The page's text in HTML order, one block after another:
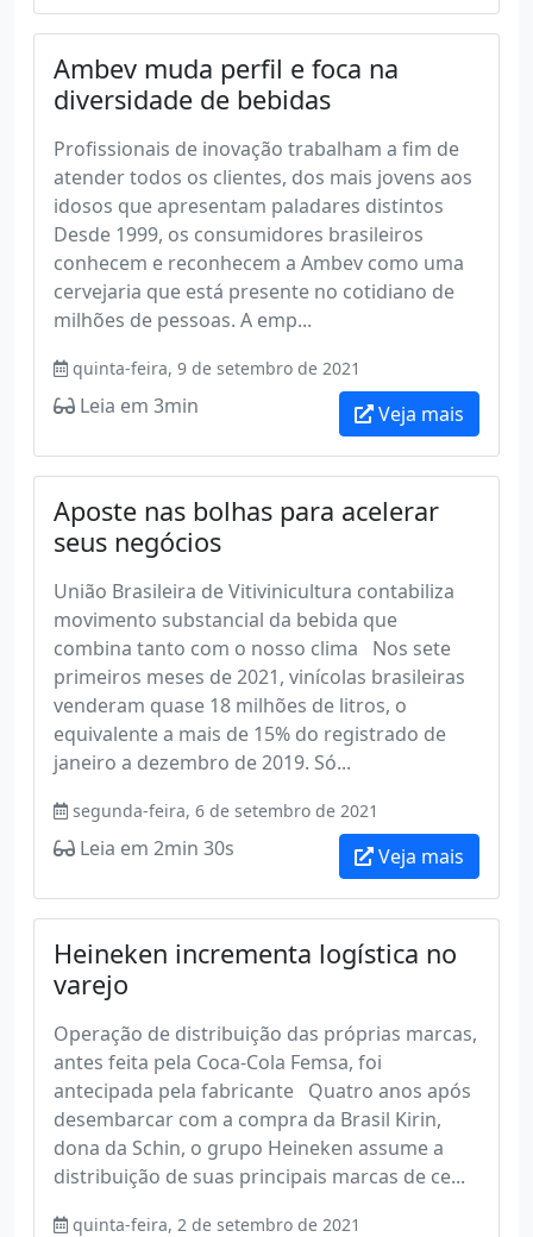
Ambev muda perfil e foca na
diversidade de bebidas
Profissionais de inovação trabalham a fim de
atender todos os clientes, dos mais jovens aos
idosos que apresentam paladares distintos
Desde 1999, os consumidores brasileiros
conhecem e reconhecem a Ambev como uma
cervejaria que está presente no cotidiano de
milhões de pessoas. A emp...
quinta-feira, 9 de setembro de 2021
Leia em 3min Veja mais
Aposte nas bolhas para acelerar
seus negócios
União Brasileira de Vitivinicultura contabiliza
movimento substancial da bebida que
combina tanto com o nosso clima Nos sete
primeiros meses de 2021, vinícolas brasileiras
venderam quase 18 milhões de litros, o
equivalente a mais de 15% do registrado de
janeiro a dezembro de 2019. Só...
segunda-feira, 6 de setembro de 2021
Leia em 2min 30s Veja mais
Heineken incrementa logística no
varejo
Operação de distribuição das próprias marcas,
antes feita pela Coca-Cola Femsa, foi
antecipada pela fabricante Quatro anos após
desembarcar com a compra da Brasil Kirin,
dona da Schin, o grupo Heineken assume a
distribuição de suas principais marcas de ce...
quinta-feira, 2 de setembro de 2021